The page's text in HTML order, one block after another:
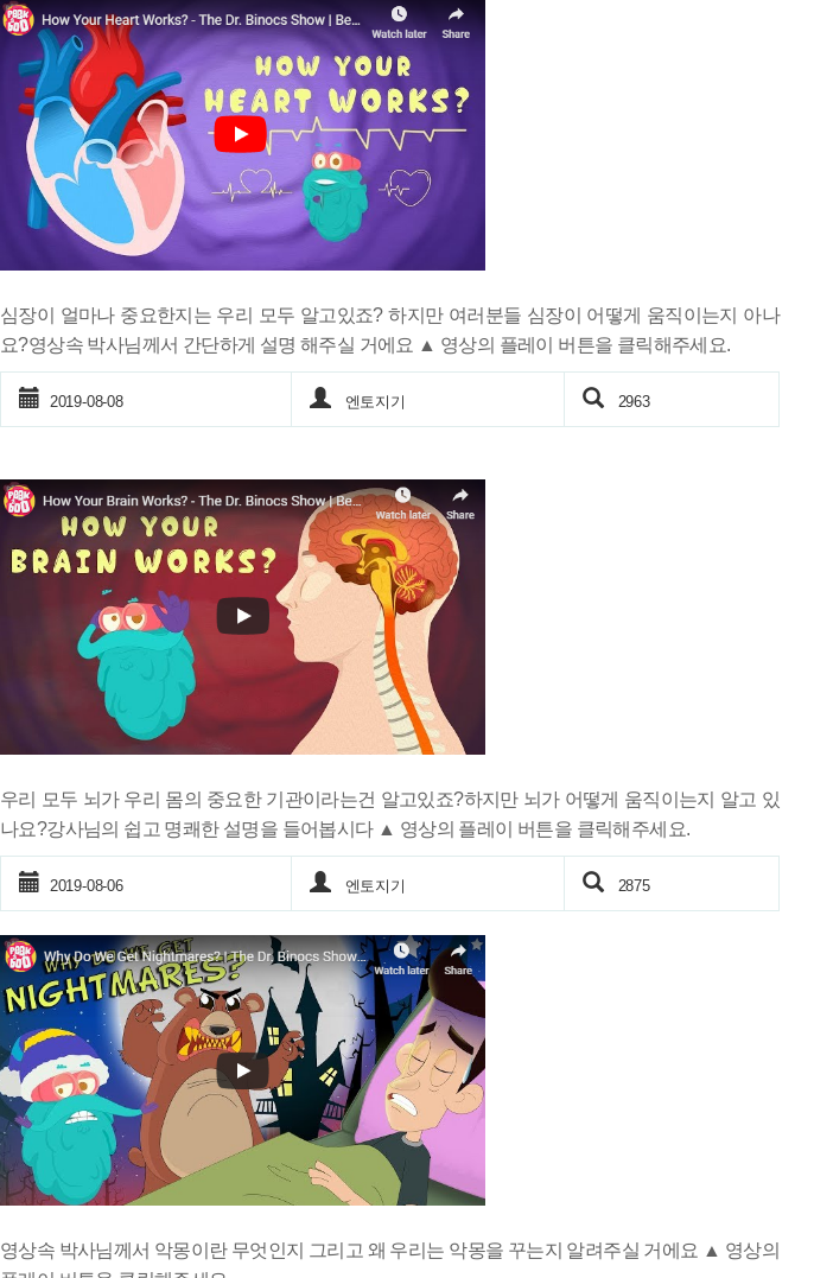
심장이 얼마나 중요한지는 우리 모두 알고있죠? 하지만 여러분들 심장이 어떻게 움직이는지 아나
요?영상속 박사님께서 간단하게 설명 해주실 거에요 ▲ 영상의 플레이 버튼을 클릭해주세요.
2019-08-08 엔토지기 2963
우리 모두 뇌가 우리 몸의 중요한 기관이라는건 알고있죠?하지만 뇌가 어떻게 움직이는지 알고 있
나요?강사님의 쉽고 명쾌한 설명을 들어봅시다 ▲ 영상의 플레이 버튼을 클릭해주세요.
2019-08-06 엔토지기 2875
영상속 박사님께서 악몽이란 무엇인지 그리고 왜 우리는 악몽을 꾸는지 알려주실 거에요 ▲ 영상의